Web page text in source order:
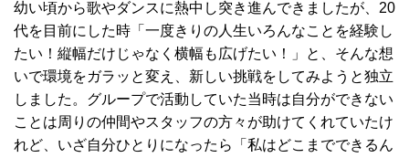
幼い頃から歌やダンスに熱中し突き進んできましたが、20
代を目前にした時「一度きりの人生いろんなことを経験し
たい！縦幅だけじゃなく横幅も広げたい！」と、そんな想
いで環境をガラッと変え、新しい挑戦をしてみようと独立
しました。グループで活動していた当時は自分ができない
ことは周りの仲間やスタッフの方々が助けてくれていたけ
れど、いざ自分ひとりになったら「私はどこまでできるん